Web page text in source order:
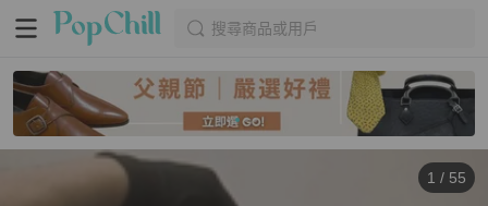
搜尋商品或用戶
1 / 55